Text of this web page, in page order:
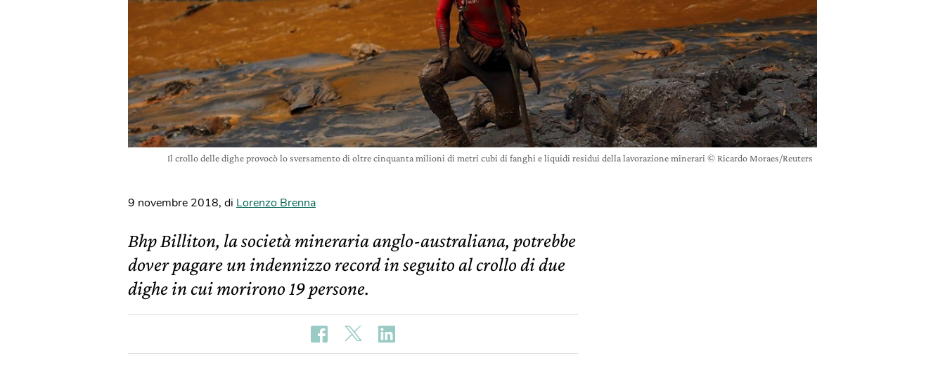
Il crollo delle dighe provocò lo sversamento di oltre cinquanta milioni di metri cubi di fanghi e liquidi residui della lavorazione minerari © Ricardo Moraes/Reuters
9 novembre 2018, di Lorenzo Brenna
Bhp Billiton, la società mineraria anglo-australiana, potrebbe
dover pagare un indennizzo record in seguito al crollo di due
dighe in cui morirono 19 persone.